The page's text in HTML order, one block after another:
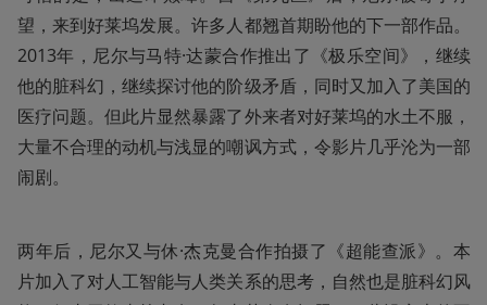
望，来到好莱坞发展。许多人都翘首期盼他的下一部作品。
2013年，尼尔与马特·达蒙合作推出了《极乐空间》，继续
他的脏科幻，继续探讨他的阶级矛盾，同时又加入了美国的
医疗问题。但此片显然暴露了外来者对好莱坞的水土不服，
大量不合理的动机与浅显的嘲讽方式，令影片几乎沦为一部
闹剧。
两年后，尼尔又与休·杰克曼合作拍摄了《超能查派》。本
片加入了对人工智能与人类关系的思考，自然也是脏科幻风